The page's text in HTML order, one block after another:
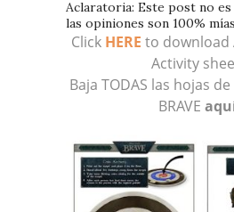
Aclaratoria: Este post no es
las opiniones son 100%
Click HERE to download
Activity
Baja TODAS las hojas
BRAVE